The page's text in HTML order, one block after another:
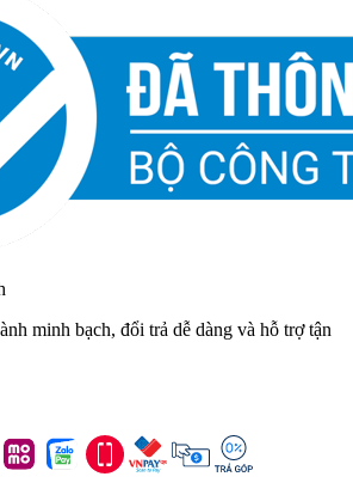
minh bạch, đổi trả dễ dàng và hỗ trợ tận